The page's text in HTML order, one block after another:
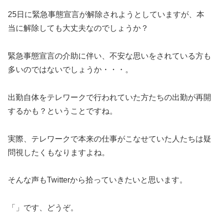
25日に緊急事態宣言が解除されようとしていますが、本
当に解除しても大丈夫なのでしょうか？
緊急事態宣言の介助に伴い、不安な思いをされている方も
多いのではないでしょうか・・・。
出勤自体をテレワークで行われていた方たちの出勤が再開
するかも？ということですね。
実際、テレワークで本来の仕事がこなせていた人たちは疑
問視したくもなりますよね。
そんな声もTwitterから拾っていきたいと思います。
「」です、どうぞ。